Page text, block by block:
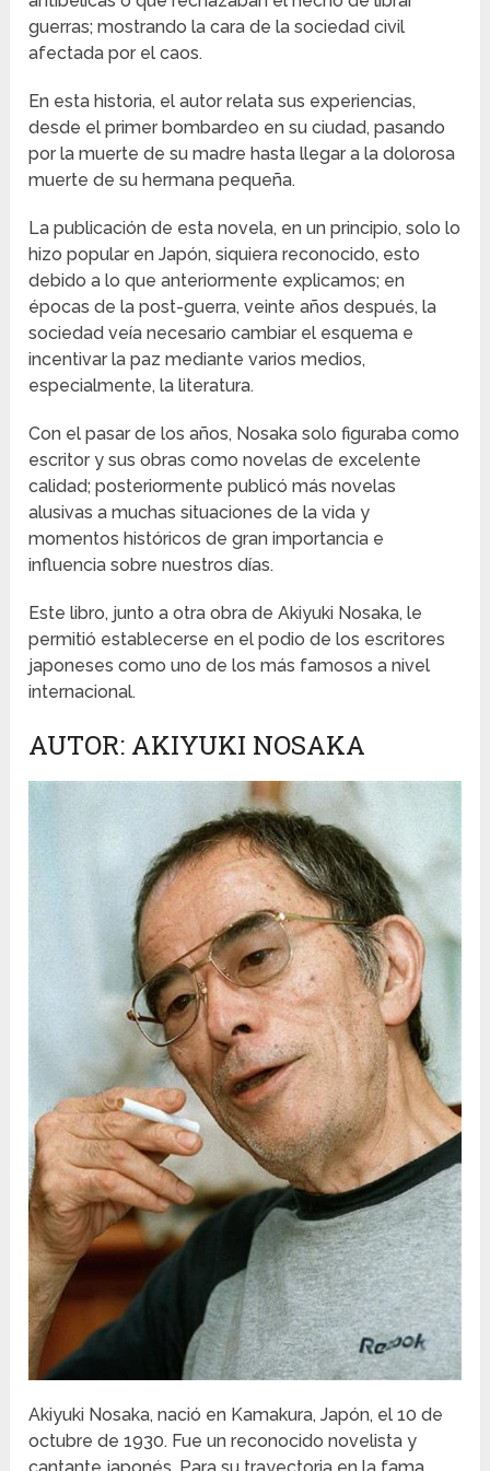
guerras; mostrando la cara de la sociedad civil
afectada por el caos.
En esta historia, el autor relata sus experiencias,
desde el primer bombardeo en su ciudad, pasando
por la muerte de su madre hasta llegar a la dolorosa
muerte de su hermana pequeña.
La publicación de esta novela, en un principio, solo lo
hizo popular en Japón, siquiera reconocido, esto
debido a lo que anteriormente explicamos; en
épocas de la post-guerra, veinte años después, la
sociedad veía necesario cambiar el esquema e
incentivar la paz mediante varios medios,
especialmente, la literatura.
Con el pasar de los años, Nosaka solo figuraba como
escritor y sus obras como novelas de excelente
calidad; posteriormente publicó más novelas
alusivas a muchas situaciones de la vida y
momentos históricos de gran importancia e
influencia sobre nuestros días.
Este libro, junto a otra obra de Akiyuki Nosaka, le
permitió establecerse en el podio de los escritores
japoneses como uno de los más famosos a nivel
internacional.
AUTOR: AKIYUKI NOSAKA
Akiyuki Nosaka, nació en Kamakura, Japón, el 10 de
octubre de 1930. Fue un reconocido novelista y